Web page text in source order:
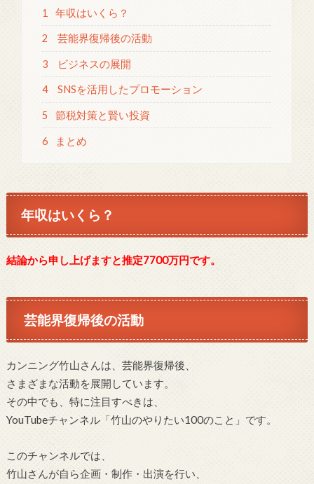
1 年収はいくら？
2 芸能界復帰後の活動
3 ビジネスの展開
4 SNSを活用したプロモーション
5 節税対策と賢い投資
6 まとめ
年収はいくら？
結論から申し上げますと推定7700万円です。
芸能界復帰後の活動
カンニング竹山さんは、芸能界復帰後、
さまざまな活動を展開しています。
その中でも、特に注目すべきは、
YouTubeチャンネル「竹山のやりたい100のこと」です。
このチャンネルでは、
竹山さんが自ら企画・制作・出演を行い、